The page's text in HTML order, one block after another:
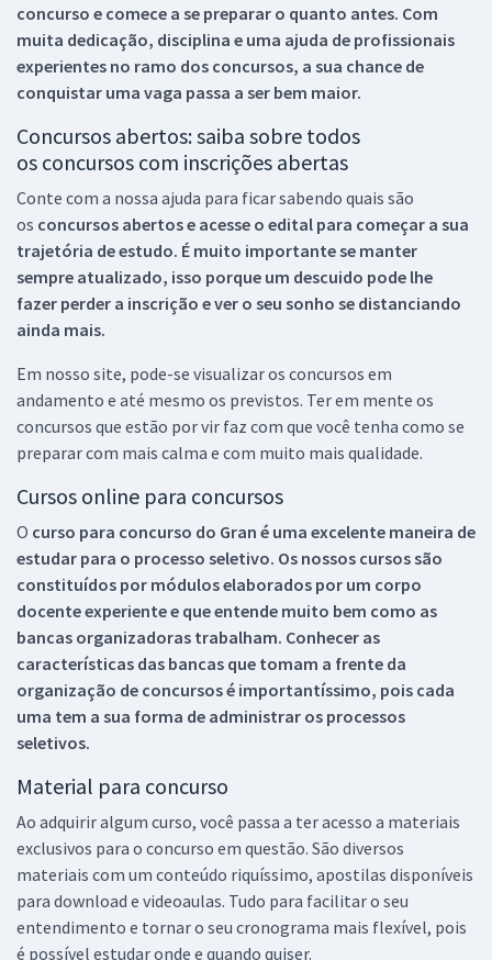
concurso e comece a se preparar o quanto antes. Com
muita dedicação, disciplina e uma ajuda de profissionais
experientes no ramo dos concursos, a sua chance de
conquistar uma vaga passa a ser bem maior.
Concursos abertos: saiba sobre todos
os concursos com inscrições abertas
Conte com a nossa ajuda para ficar sabendo quais são
os concursos abertos e acesse o edital para começar a sua
trajetória de estudo. É muito importante se manter
sempre atualizado, isso porque um descuido pode lhe
fazer perder a inscrição e ver o seu sonho se distanciando
ainda mais.
Em nosso site, pode-se visualizar os concursos em
andamento e até mesmo os previstos. Ter em mente os
concursos que estão por vir faz com que você tenha como se
preparar com mais calma e com muito mais qualidade.
Cursos online para concursos
O curso para concurso do Gran é uma excelente maneira de
estudar para o processo seletivo. Os nossos cursos são
constituídos por módulos elaborados por um corpo
docente experiente e que entende muito bem como as
bancas organizadoras trabalham. Conhecer as
características das bancas que tomam a frente da
organização de concursos é importantíssimo, pois cada
uma tem a sua forma de administrar os processos
seletivos.
Material para concurso
Ao adquirir algum curso, você passa a ter acesso a materiais
exclusivos para o concurso em questão. São diversos
materiais com um conteúdo riquíssimo, apostilas disponíveis
para download e videoaulas. Tudo para facilitar o seu
entendimento e tornar o seu cronograma mais flexível, pois
é possível estudar onde e quando quiser.